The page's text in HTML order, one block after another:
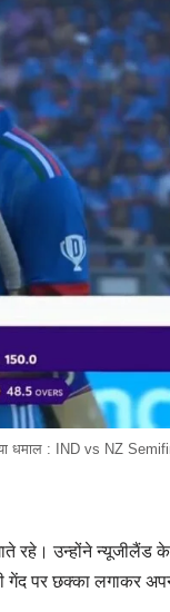
धमाल : IND vs NZ
रहे। उन्होंने न्यूजीलैंड
पर छक्का लगाकर